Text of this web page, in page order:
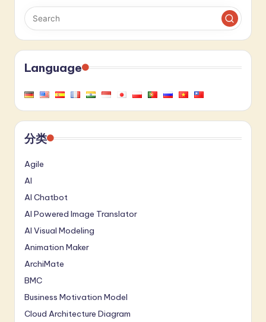
Language
分类
Agile
AI
AI Chatbot
AI Powered Image Translator
AI Visual Modeling
Animation Maker
ArchiMate
BMC
Business Motivation Model
Cloud Architecture Diagram